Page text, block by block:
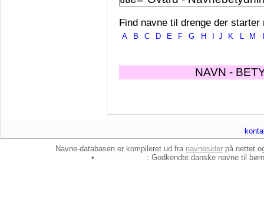
Find navne til drenge der starter
A B C D E F G H J K L M
NAVN -
Navne-databasen er kompileret ud fra navnesider på nettet
•
: Godkendte danske navne til børn